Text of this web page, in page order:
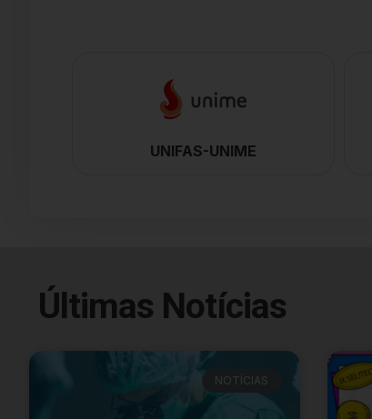
UNIFAS-UNIME
Últimas Notícias
NOTÍCIAS